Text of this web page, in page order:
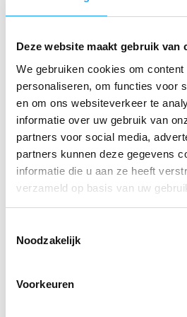
Deze website maakt gebruik van
We gebruiken cookies om
personaliseren, om functies voor
en om ons websiteverkeer te
informatie over uw gebruik van
partners voor social media,
partners kunnen deze gegevens
informatie die u aan ze heeft
verzameld op basis van uw
Noodzakelijk
Voorkeuren
Zaalveger 40cm
gepluimd PBT,
€22,93 incl. BTW
Lees verder